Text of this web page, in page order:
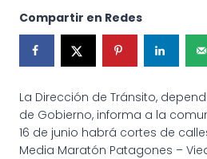
Compartir en Redes
La Dirección de Tránsito,
de Gobierno, informa a la
16 de junio habrá cortes de
Media Maratón Patagones –